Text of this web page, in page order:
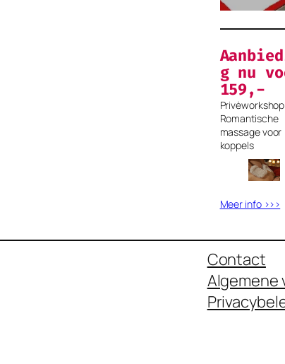
g nu
159,-
Privėworkshop
Romantische
massage voor
koppels
Meer info >>>
Contact
Algemene